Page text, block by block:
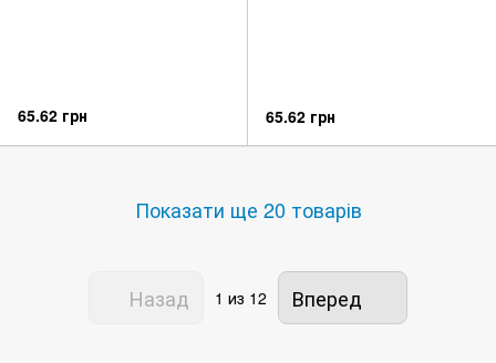
65.62 грн 65.62 грн
Показати ще 20 товарів
Назад 1 из 12 Вперед